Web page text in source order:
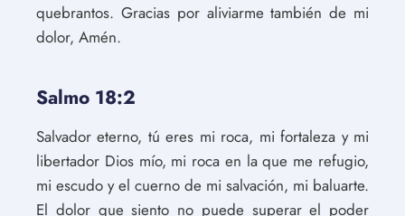
quebrantos. Gracias por aliviarme también de mi
dolor, Amén.
Salmo 18:2
Salvador eterno, tú eres mi roca, mi fortaleza y mi
libertador Dios mío, mi roca en la que me refugio,
mi escudo y el cuerno de mi salvación, mi baluarte.
El dolor que siento no puede superar el poder